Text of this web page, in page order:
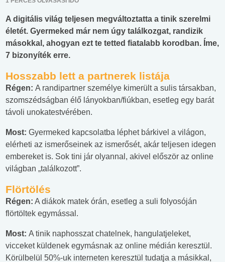
A digitális világ teljesen megváltoztatta a tinik szerelmi
életét. Gyermeked már nem úgy találkozgat, randizik
másokkal, ahogyan ezt te tetted fiatalabb korodban. Íme,
7 bizonyíték erre.
Hosszabb lett a partnerek listája
Régen: A randipartner személye kimerült a sulis társakban,
szomszédságban élő lányokban/fiúkban, esetleg egy barát
távoli unokatestvérében.
Most: Gyermeked kapcsolatba léphet bárkivel a világon,
elérheti az ismerőseinek az ismerősét, akár teljesen idegen
embereket is. Sok tini jár olyannal, akivel először az online
világban „találkozott”.
Flörtölés
Régen: A diákok matek órán, esetleg a suli folyosóján
flörtöltek egymással.
Most: A tinik naphosszat chatelnek, hangulatjeleket,
vicceket küldenek egymásnak az online médián keresztül.
Körülbelül 50%-uk interneten keresztül tudatja a másikkal,